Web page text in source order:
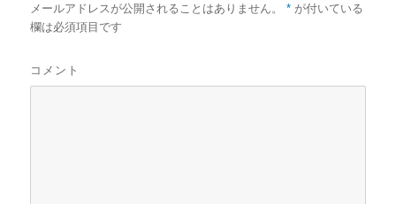
メールアドレスが公開されることはありません。 * が付いている
欄は必須項目です
コメント